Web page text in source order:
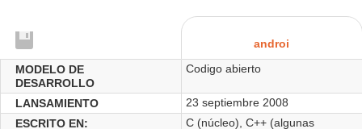
androi
MODELO DE
DESARROLLO
Codigo abierto
LANSAMIENTO
23 septiembre 2008
ESCRITO EN:
C (núcleo), C++ (algunas